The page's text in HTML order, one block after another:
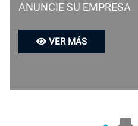
ANUNCIE SU EMPRESA
VER MÁS